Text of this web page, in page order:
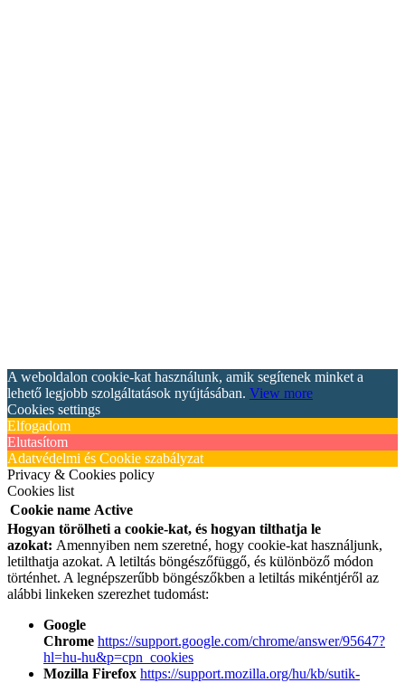
A weboldalon cookie-kat használunk, amik segítenek minket a
lehető legjobb szolgáltatások nyújtásában. View more
Cookies settings
Elfogadom
Elutasítom
Adatvédelmi és Cookie szabályzat
Privacy & Cookies policy
Cookies list
Cookie name Active
Hogyan törölheti a cookie-kat, és hogyan tilthatja le
azokat: Amennyiben nem szeretné, hogy cookie-kat használjunk,
letilthatja azokat. A letiltás böngészőfüggő, és különböző módon
történhet. A legnépszerűbb böngészőkben a letiltás mikéntjéről az
alábbi linkeken szerezhet tudomást:
Google
Chrome https://support.google.com/chrome/answer/95647?
hl=hu-hu&p=cpn_cookies
Mozilla Firefox https://support.mozilla.org/hu/kb/sutik-